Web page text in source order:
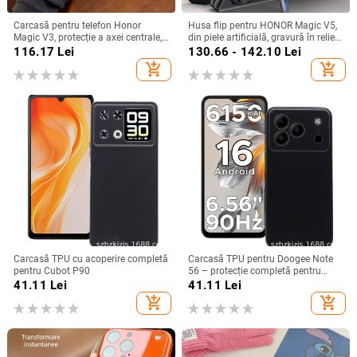
Carcasă pentru telefon Honor
Magic V3, protecție a axei centrale,
noul model Magic V5, husă ușoară
electroplacare, anti-cădere
116.17 Lei
add_shopping_cart
Husa flip pentru HONOR Magic V5,
din piele artificială, gravură în relief,
stil Ins, anti-cadere
130.66 - 142.10 Lei
add_shopping_cart
Carcasă TPU cu acoperire completă
pentru Cubot P90
41.11 Lei
add_shopping_cart
Carcasă TPU pentru Doogee Note
56 – protecție completă pentru
Note 56, Plus și Pro, realizată
41.11 Lei
add_shopping_cart